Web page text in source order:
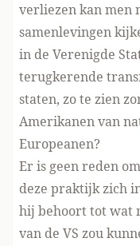
verliezen kan men
samenlevingen
in de Verenigde
terugkerende
staten, zo te zien
Amerikanen van
Europeanen?
Er is geen reden
deze praktijk zich
hij behoort tot wat
van de VS zou